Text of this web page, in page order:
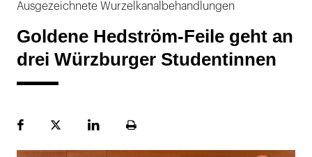
Ausgezeichnete Wurzelkanalbehandlungen
Goldene Hedström-Feile geht an
drei Würzburger Studentinnen
FacebookPlattformLinekdInSeite